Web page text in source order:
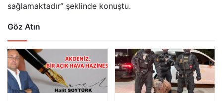
sağlamaktadır” şeklinde konuştu.
Göz Atın